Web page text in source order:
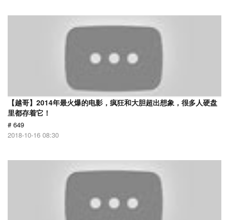
【越哥】2014年最火爆的电影，疯狂和大胆超出想象，很多人硬盘
里都存着它！
# 649
2018-10-16 08:30